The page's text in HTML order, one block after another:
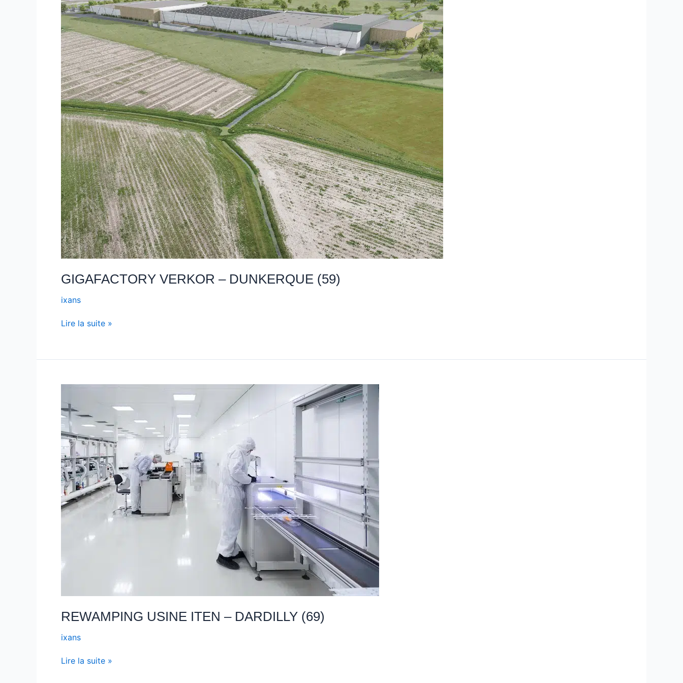
GIGAFACTORY VERKOR – DUNKERQUE (59)
ixans
Lire la suite »
REWAMPING USINE ITEN – DARDILLY (69)
ixans
ITEN
–
DARDILLY
(69)
Lire la suite »